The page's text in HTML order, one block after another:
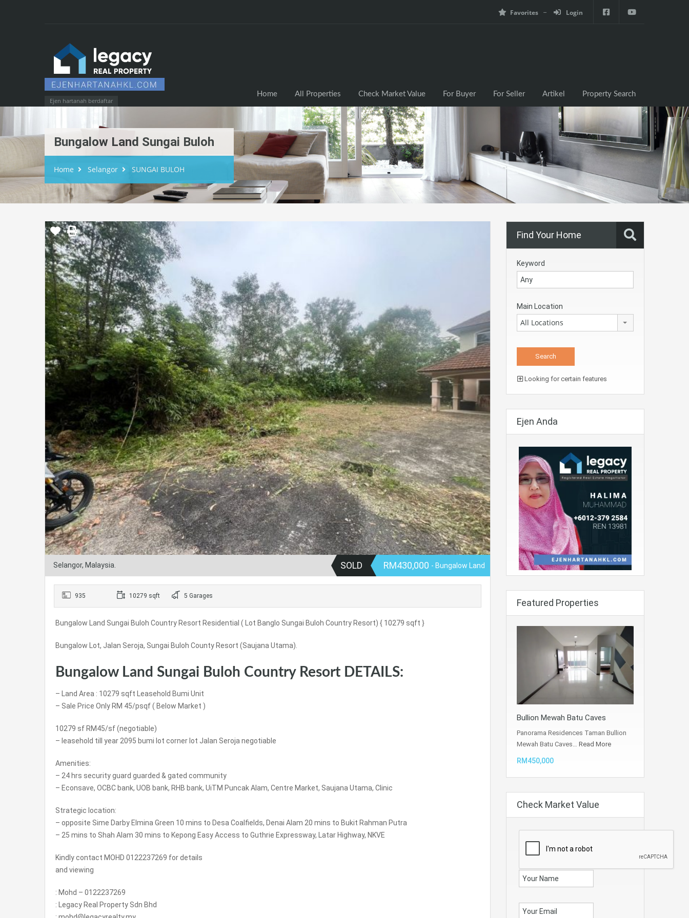
Favorites Login
Ejen hartanah berdaftar
Home All Properties Check Market Value For Buyer For Seller Artikel Property Search
Bungalow Land Sungai Buloh
Home Selangor SUNGAI BULOH
Selangor, Malaysia. SOLD RM430,000 - Bungalow Land
935 10279 sqft 5 Garages
Bungalow Land Sungai Buloh Country Resort Residential ( Lot Banglo Sungai Buloh Country Resort) { 10279 sqft }
Bungalow Lot, Jalan Seroja, Sungai Buloh County Resort (Saujana Utama).
Bungalow Land Sungai Buloh Country Resort DETAILS:
– Land Area : 10279 sqft Leasehold Bumi Unit
– Sale Price Only RM 45/psqf ( Below Market )
10279 sf RM45/sf (negotiable)
– leasehold till year 2095 bumi lot corner lot Jalan Seroja negotiable
Amenities:
– 24 hrs security guard guarded & gated community
– Econsave, OCBC bank, UOB bank, RHB bank, UiTM Puncak Alam, Centre Market, Saujana Utama, Clinic
Strategic location:
– opposite Sime Darby Elmina Green 10 mins to Desa Coalfields, Denai Alam 20 mins to Bukit Rahman Putra
– 25 mins to Shah Alam 30 mins to Kepong Easy Access to Guthrie Expressway, Latar Highway, NKVE
Kindly contact MOHD 0122237269 for details
and viewing
: Mohd – 0122237269
: Legacy Real Property Sdn Bhd
Find Your Home
Keyword
Main Location
All Locations
Looking for certain features
Ejen Anda
Featured Properties
Bullion Mewah Batu Caves
Panorama Residences Taman Bullion
Mewah Batu Caves… Read More
RM450,000
Check Market Value